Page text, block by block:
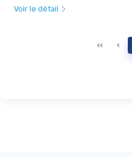
Voir le détail
‹‹ ‹